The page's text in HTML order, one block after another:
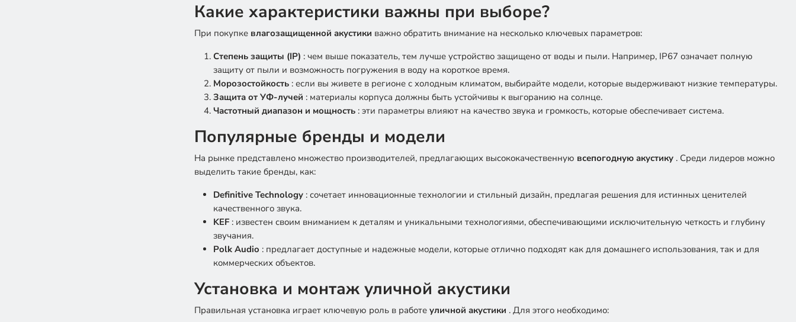
Какие характеристики важны при выборе?
При покупке влагозащищенной акустики важно обратить внимание на несколько ключевых параметров:
Степень защиты (IP) : чем выше показатель, тем лучше устройство защищено от воды и пыли. Например, IP67 означает полную
защиту от пыли и возможность погружения в воду на короткое время.
Морозостойкость : если вы живете в регионе с холодным климатом, выбирайте модели, которые выдерживают низкие температуры.
Защита от УФ-лучей : материалы корпуса должны быть устойчивы к выгоранию на солнце.
Частотный диапазон и мощность : эти параметры влияют на качество звука и громкость, которые обеспечивает система.
Популярные бренды и модели
На рынке представлено множество производителей, предлагающих высококачественную всепогодную акустику . Среди лидеров можно
выделить такие бренды, как:
Definitive Technology : сочетает инновационные технологии и стильный дизайн, предлагая решения для истинных ценителей
качественного звука.
KEF : известен своим вниманием к деталям и уникальными технологиями, обеспечивающими исключительную четкость и глубину
звучания.
Polk Audio : предлагает доступные и надежные модели, которые отлично подходят как для домашнего использования, так и для
коммерческих объектов.
Установка и монтаж уличной акустики
Правильная установка играет ключевую роль в работе уличной акустики . Для этого необходимо: